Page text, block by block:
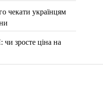
чекати українцям
зросте ціна на